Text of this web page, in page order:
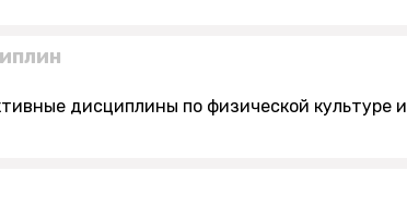
дисциплины по физической культуре